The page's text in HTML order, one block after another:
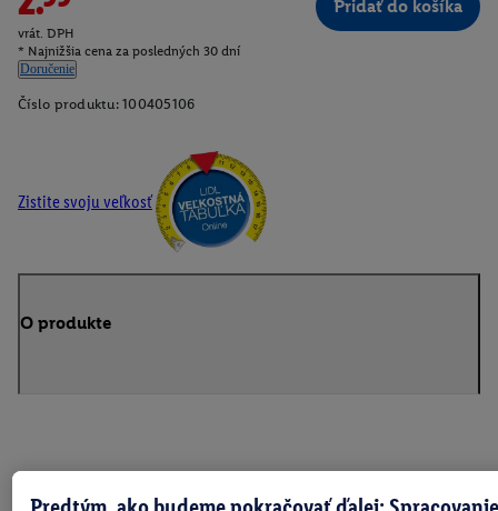
vrát. DPH
* Najnižšia cena za posledných 30 dní
Doručenie
Pridať do košíka
Číslo produktu: 100405106
Zistite svoju veľkosť
O produkte